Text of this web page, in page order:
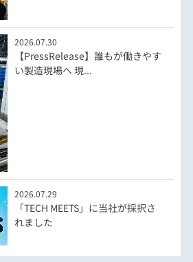
2026.07.30
【PressRelease】誰もが働きやす
い製造現場へ 現...
2026.07.29
「TECH MEETS」に当社が採択さ
れました